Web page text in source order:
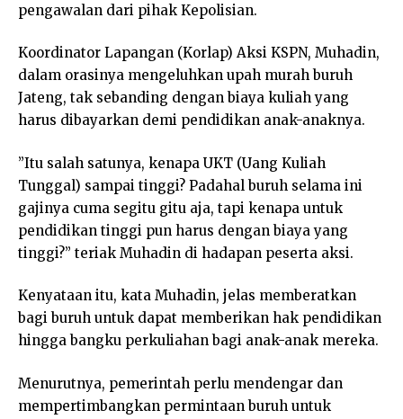
pengawalan dari pihak Kepolisian.
Koordinator Lapangan (Korlap) Aksi KSPN, Muhadin,
dalam orasinya mengeluhkan upah murah buruh
Jateng, tak sebanding dengan biaya kuliah yang
harus dibayarkan demi pendidikan anak-anaknya.
”Itu salah satunya, kenapa UKT (Uang Kuliah
Tunggal) sampai tinggi? Padahal buruh selama ini
gajinya cuma segitu gitu aja, tapi kenapa untuk
pendidikan tinggi pun harus dengan biaya yang
tinggi?” teriak Muhadin di hadapan peserta aksi.
Kenyataan itu, kata Muhadin, jelas memberatkan
bagi buruh untuk dapat memberikan hak pendidikan
hingga bangku perkuliahan bagi anak-anak mereka.
Menurutnya, pemerintah perlu mendengar dan
mempertimbangkan permintaan buruh untuk